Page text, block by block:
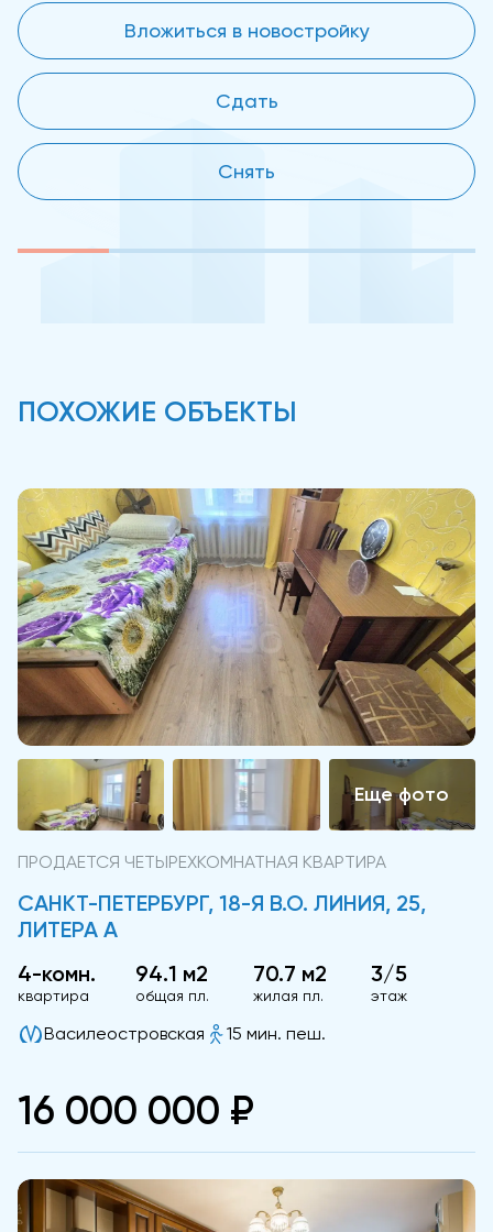
Вложиться в новостройку
Сдать
Снять
ПОХОЖИЕ ОБЪЕКТЫ
ПРОДАЕТСЯ ЧЕТЫРЕХКОМНАТНАЯ КВАРТИРА
САНКТ-ПЕТЕРБУРГ, 18-Я В.О. ЛИНИЯ, 25,
ЛИТЕРА А
4-комн.
квартира
94.1 м2
общая пл.
70.7 м2
жилая пл.
3/5
этаж
Василеостровская 15 мин. пеш.
16 000 000 ₽